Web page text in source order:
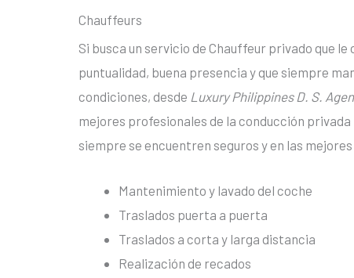
Chauffeurs
Si busca un servicio de Chauffeur privado que
puntualidad, buena presencia y que siempre
condiciones, desde Luxury Philippines D. S.
mejores profesionales de la conducción privada
siempre se encuentren seguros y en las mejores
Mantenimiento y lavado del coche
Traslados puerta a puerta
Traslados a corta y larga distancia
Realización de recados